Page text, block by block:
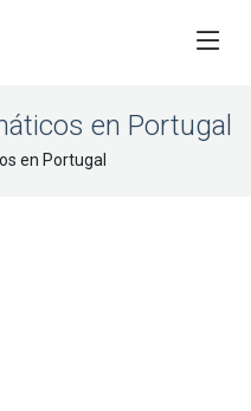
en Portugal
en Portugal